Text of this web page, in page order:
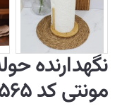
نگهدارنده
مونتی کد B۰۵۶۵